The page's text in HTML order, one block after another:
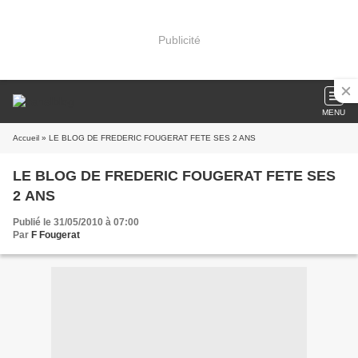
Publicité
MENU
Accueil » LE BLOG DE FREDERIC FOUGERAT FETE SES 2 ANS
LE BLOG DE FREDERIC FOUGERAT FETE SES
2 ANS
Publié le 31/05/2010 à 07:00
Par F Fougerat